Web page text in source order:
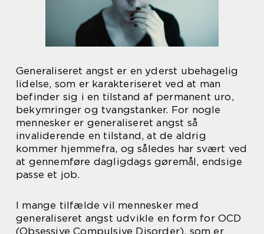
Generaliseret angst er en yderst ubehagelig
lidelse, som er karakteriseret ved at man
befinder sig i en tilstand af permanent uro,
bekymringer og tvangstanker. For nogle
mennesker er generaliseret angst så
invaliderende en tilstand, at de aldrig
kommer hjemmefra, og således har svært ved
at gennemføre dagligdags gøremål, endsige
passe et job.
I mange tilfælde vil mennesker med
generaliseret angst udvikle en form for OCD
(Obsessive Compulsive Disorder), som er